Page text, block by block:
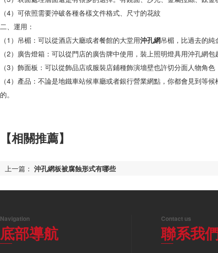
（4）可依照需要沖破各種各樣文件格式、尺寸的花紋
二、運用：
（1）吊楣：可以從酒店大廳或者餐館的大堂用沖孔網吊楣，比過去的
（2）廣告燈箱：可以從門店的廣告牌中使用，裝上照明燈具用沖孔網
（3）飾面板：可以從飾品店或服裝店鋪種飾演墻壁也許切分面人物角
（4）產品：不論是地鐵車站候車廳或者銀行營業網點，你都會見到等
的。
【相關推薦】
上一篇： 沖孔網板被腐蝕形式有哪些
Navigation
底部導航
Contact us
聯系我